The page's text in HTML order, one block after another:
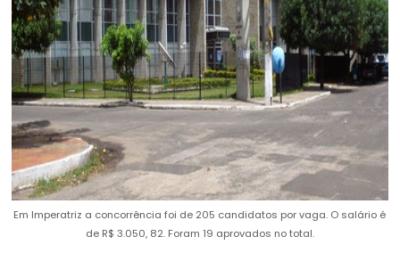
Em Imperatriz a concorrência foi de 205 candidatos por vaga. O salário é
de R$ 3.050, 82. Foram 19 aprovados no total.